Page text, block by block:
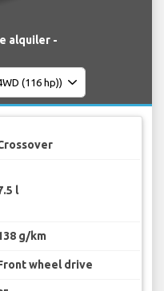
alquiler -
l
g/km
wheel drive